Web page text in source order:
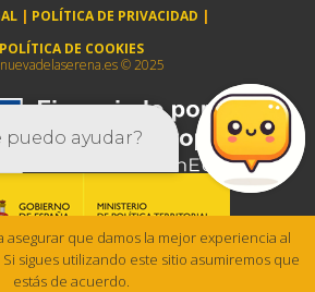
| POLÍTICA DE PRIVACIDAD |
POLÍTICA DE COOKIES
© 2025
asegurar que damos la mejor experiencia al
sigues utilizando este sitio asumiremos que
estás de acuerdo.